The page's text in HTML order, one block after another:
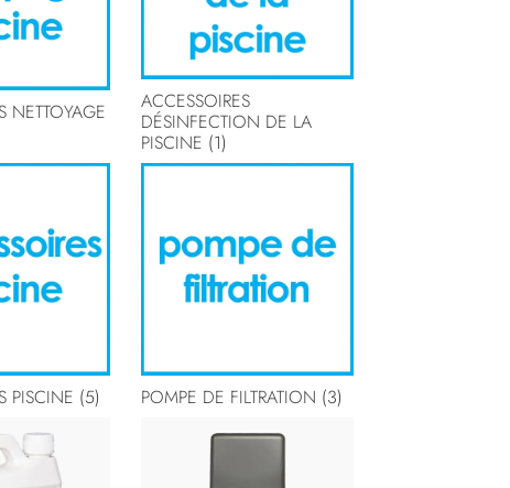
NETTOYAGE
ACCESSOIRES
DÉSINFECTION DE LA
PISCINE (1)
PISCINE (5) POMPE DE FILTRATION (3)